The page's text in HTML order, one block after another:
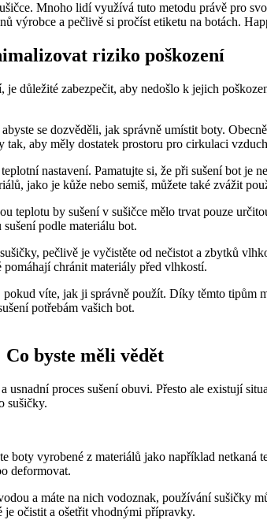
Mnoho lidí využívá ​tuto metodu‍ právě pro
výrobce ‍a pečlivě ⁢si⁣ pročíst etiketu na ​botách.
⁢riziko poškození
je důležité zabezpečit, aby nedošlo k jejich
se ⁢dozvěděli, jak správně⁤ umístit boty.
aby měly dostatek prostoru pro cirkulaci⁣
nastavení. Pamatujte⁣ si, že při ‍sušení⁤ bot
jako je‌ kůže ‍nebo semiš, můžete ⁤také zvážit
teplotu by sušení v sušičce mělo⁢ trvat pouze
podle ‍materiálu bot.
pečlivě je vyčistěte od nečistot a⁤ zbytků
chránit materiály před vlhkostí.
víte, jak ji správně použít. Díky těmto
potřebám vašich bot.
byste měli ‍vědět
proces sušení obuvi. ⁤Přesto ale existují
sušičky.
vyrobené⁤ z materiálů jako například netkaná‌
deformovat.
a máte‌ na nich ​vodoznak,‍ používání sušičky
je očistit⁢ a ošetřit vhodnými přípravky.